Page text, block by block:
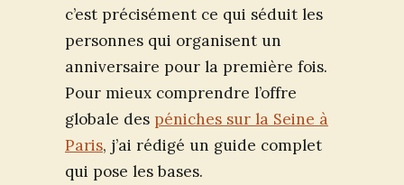
c’est précisément ce qui séduit les
personnes qui organisent un
anniversaire pour la première fois.
Pour mieux comprendre l’offre
globale des péniches sur la Seine à
Paris, j’ai rédigé un guide complet
qui pose les bases.